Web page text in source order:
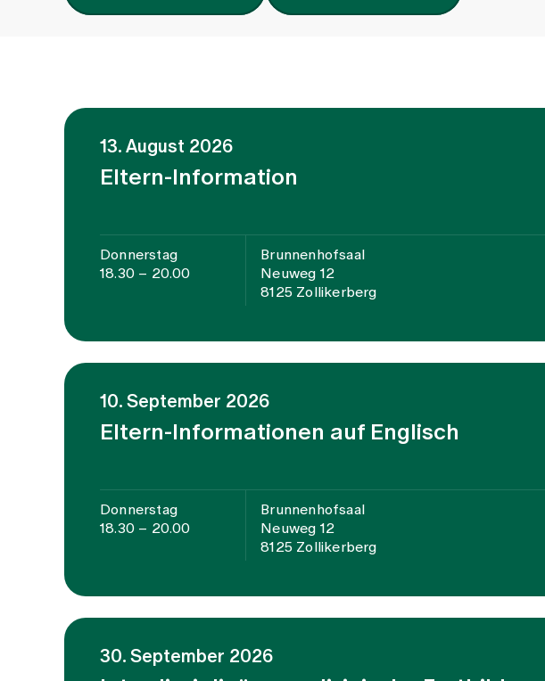
13. August 2026
Eltern-Information
Donnerstag
18.30 – 20.00
Brunnenhofsaal
Neuweg 12
8125 Zollikerberg
10. September 2026
Eltern-Informationen auf Englisch
Donnerstag
18.30 – 20.00
Brunnenhofsaal
Neuweg 12
8125 Zollikerberg
30. September 2026